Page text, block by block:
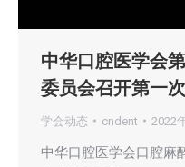
中华口腔医学会
委员会召开第一
学会动态 cndent 2022
中华口腔医学会口腔麻